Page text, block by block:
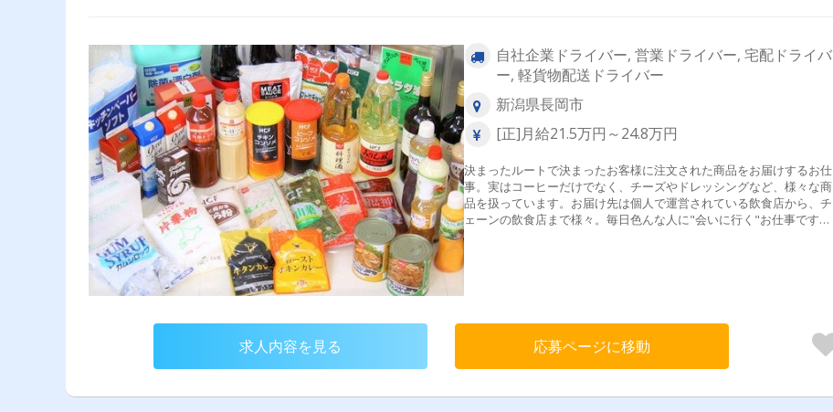
自社企業ドライバー, 営業ドライバー, 宅配ドライバ
ー, 軽貨物配送ドライバー
新潟県長岡市
[正]月給21.5万円～24.8万円
決まったルートで決まったお客様に注文された商品をお届けするお仕
事。実はコーヒーだけでなく、チーズやドレッシングなど、様々な商
品を扱っています。お届け先は個人で運営されている飲食店から、チ
ェーンの飲食店まで様々。毎日色んな人に"会いに行く"お仕事です。
今いるスタッフも半分以上が未経験スタート!最初は先輩に同乗してル
でも聞いてください！研修もあなたの不安がなくなるまで付き添いま
求人内容を見る 応募ページに移動